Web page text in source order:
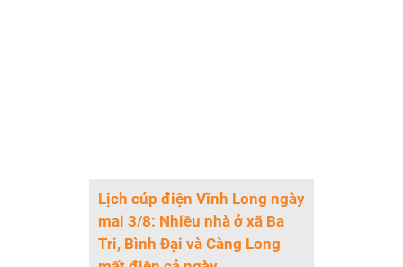
Lịch cúp điện Vĩnh Long ngày
mai 3/8: Nhiều nhà ở xã Ba
Tri, Bình Đại và Càng Long